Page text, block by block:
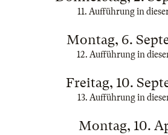
11. Aufführung in
Montag, 6.
12. Aufführung in
Freitag, 10.
13. Aufführung in
Montag, 10.